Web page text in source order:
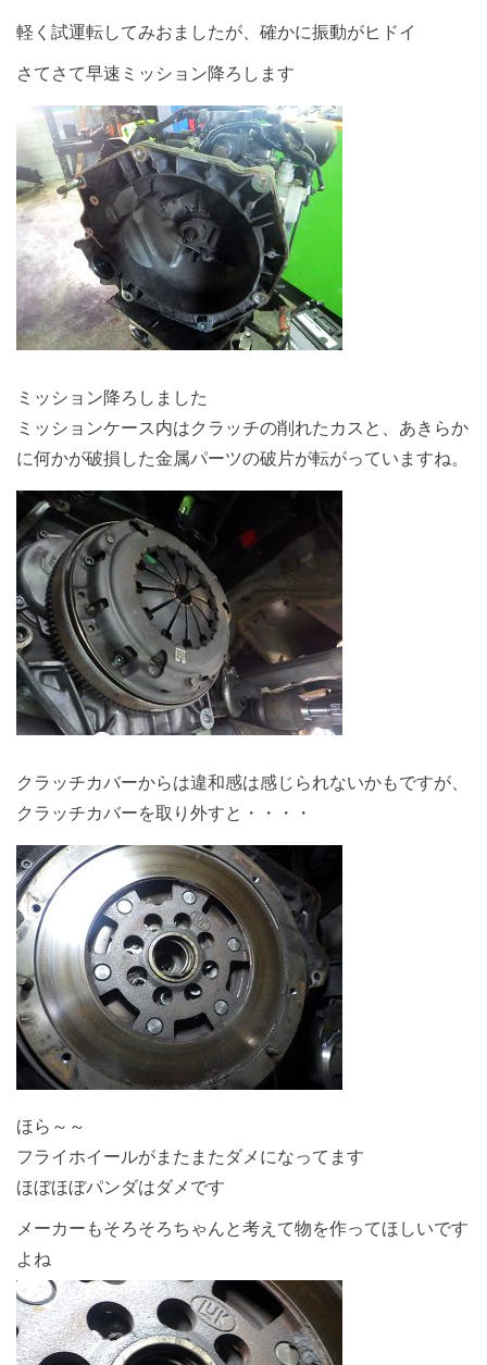
軽く試運転してみおましたが、確かに振動がヒドイ
さてさて早速ミッション降ろします
ミッション降ろしました
ミッションケース内はクラッチの削れたカスと、あきらか
に何かが破損した金属パーツの破片が転がっていますね。
クラッチカバーからは違和感は感じられないかもですが、
クラッチカバーを取り外すと・・・・
ほら～～
フライホイールがまたまたダメになってます
ほぼほぼパンダはダメです
メーカーもそろそろちゃんと考えて物を作ってほしいです
よね